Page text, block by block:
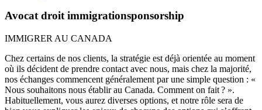
Avocat droit immigrationsponsorship
IMMIGRER AU CANADA
Chez certains de nos clients, la stratégie est déjà orientée au moment
où ils décident de prendre contact avec nous, mais chez la majorité,
nos échanges commencent généralement par une simple question : «
Nous souhaitons nous établir au Canada. Comment on fait ? ».
Habituellement, vous aurez diverses options, et notre rôle sera de